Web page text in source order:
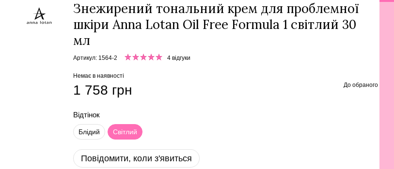
Знежирений тональний крем для проблемної
шкіри Anna Lotan Oil Free Formula 1 світлий 30
мл
Артикул: 1564-2 4 відгуки
1 758 грн
Немає в наявності
До обраного
Відтінок
Блідий Світлий
Повідомити, коли з'явиться